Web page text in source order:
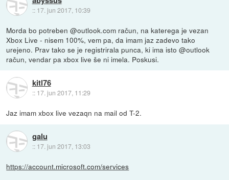
:: 17. jun 2017, 10:39
Morda bo potreben @outlook.com račun, na katerega je vezan
Xbox Live - nisem 100%, vem pa, da imam jaz zadevo tako
urejeno. Prav tako se je registrirala punca, ki ima isto @outlook
račun, vendar pa xbox live še ni imela. Poskusi.
kitl76
:: 17. jun 2017, 11:29
Jaz imam xbox live vezaqn na mail od T-2.
galu
:: 17. jun 2017, 13:03
https://account.microsoft.com/services